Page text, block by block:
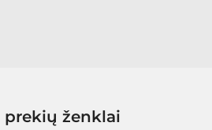
prekių ženklai